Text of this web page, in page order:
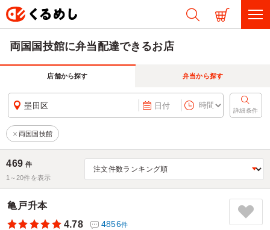
両国国技館に弁当配達できるお店
店舗から探す 弁当から探す
墨田区 日付
詳細条件
両国国技館
469 件
1～20件を表示
亀戸升本
4.78
4856件